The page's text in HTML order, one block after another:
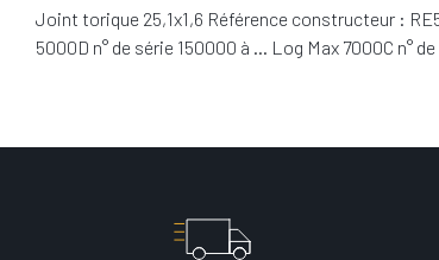
Joint torique 25,1x1,6 Référence constructeur :
5000D n° de série 150000 à … Log Max 7000C n°